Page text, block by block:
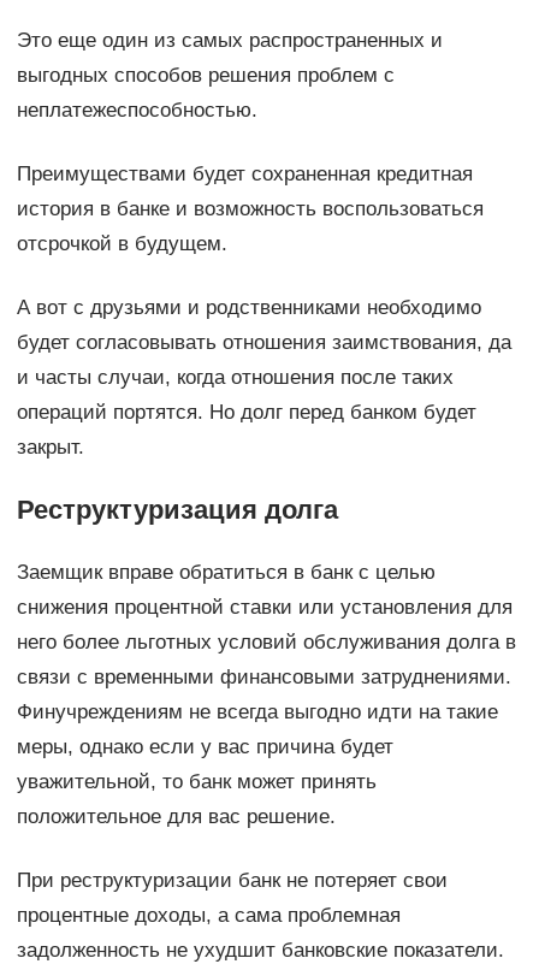
Это еще один из самых распространенных и
выгодных способов решения проблем с
неплатежеспособностью.
Преимуществами будет сохраненная кредитная
история в банке и возможность воспользоваться
отсрочкой в будущем.
А вот с друзьями и родственниками необходимо
будет согласовывать отношения заимствования, да
и часты случаи, когда отношения после таких
операций портятся. Но долг перед банком будет
закрыт.
Реструктуризация долга
Заемщик вправе обратиться в банк с целью
снижения процентной ставки или установления для
него более льготных условий обслуживания долга в
связи с временными финансовыми затруднениями.
Финучреждениям не всегда выгодно идти на такие
меры, однако если у вас причина будет
уважительной, то банк может принять
положительное для вас решение.
При реструктуризации банк не потеряет свои
процентные доходы, а сама проблемная
задолженность не ухудшит банковские показатели.